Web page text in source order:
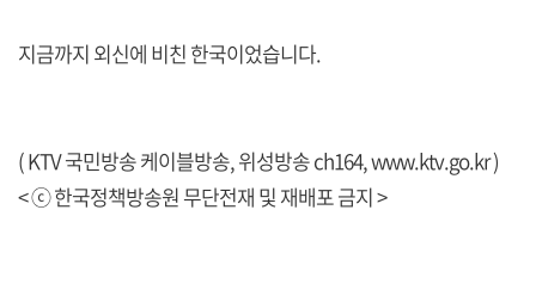
지금까지 외신에 비친 한국이었습니다.
( KTV 국민방송 케이블방송, 위성방송 ch164,www.ktv.go.kr)
< ⓒ 한국정책방송원 무단전재 및 재배포 금지 >